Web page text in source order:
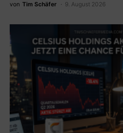
von Tim Schäfer 9. August 2026